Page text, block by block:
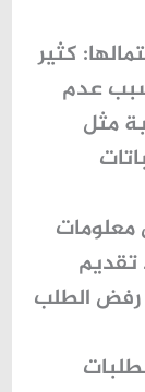
كثير
عدم
مثل
معلومات
تقديم
الطلب